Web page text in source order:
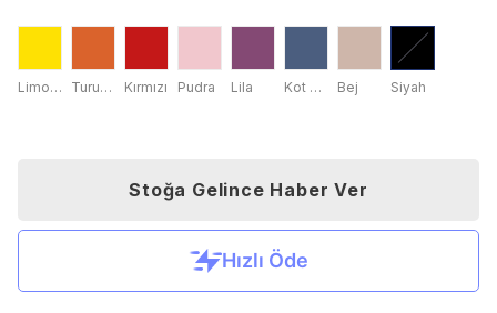
Limon Sarısı Turuncu Kırmızı Pudra Lila Kot Mavisi Bej Siyah
Stoğa Gelince Haber Ver